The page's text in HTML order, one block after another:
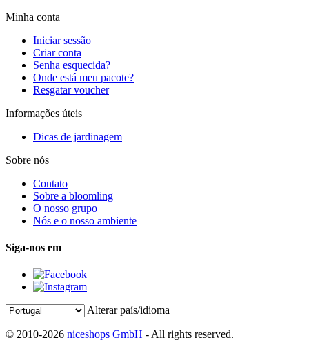
Minha conta
Iniciar sessão
Criar conta
Senha esquecida?
Onde está meu pacote?
Resgatar voucher
Informações úteis
Dicas de jardinagem
Sobre nós
Contato
Sobre a bloomling
O nosso grupo
Nós e o nosso ambiente
Siga-nos em
Alterar país/idioma
© 2010-2026 niceshops GmbH - All rights reserved.